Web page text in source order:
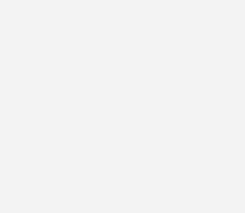
Manual de técnicas
para la mamografia